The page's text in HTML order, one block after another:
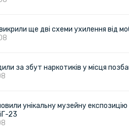
ще дві схеми ухилення від
за збут наркотиків у місця
унікальну музейну експозицію
23